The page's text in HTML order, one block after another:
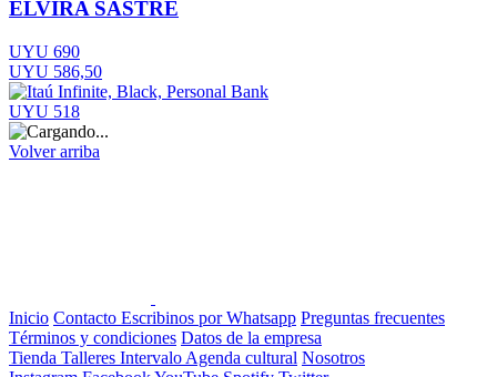
ELVIRA SASTRE
UYU 690
UYU 586,50
UYU 518
Volver arriba
Inicio Contacto Escribinos por Whatsapp Preguntas frecuentes
Términos y condiciones Datos de la empresa
Tienda Talleres Intervalo Agenda cultural Nosotros